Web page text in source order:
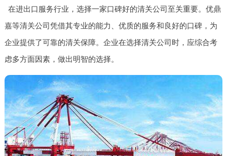
在进出口服务行业，选择一家口碑好的清关公司至关重要。优鼎
嘉等清关公司凭借其专业的能力、优质的服务和良好的口碑，为
企业提供了可靠的清关保障。企业在选择清关公司时，应综合考
虑多方面因素，做出明智的选择。